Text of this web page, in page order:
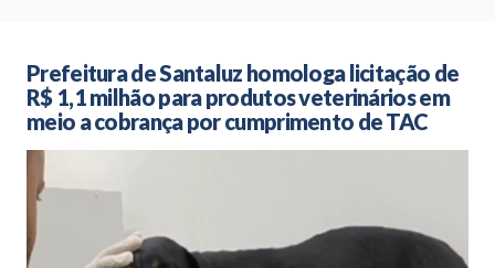
Prefeitura de Santaluz homologa licitação de
R$ 1,1 milhão para produtos veterinários em
meio a cobrança por cumprimento de TAC